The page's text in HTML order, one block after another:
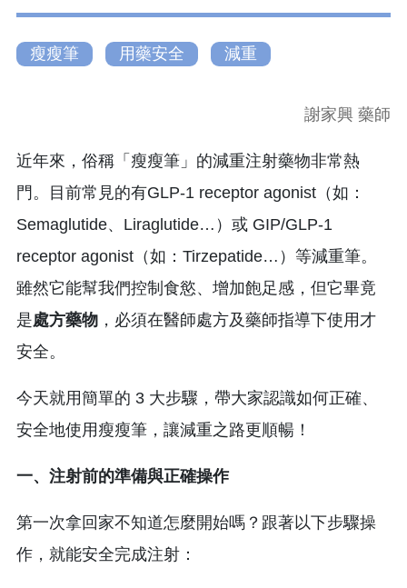
瘦瘦筆 用藥安全 減重
謝家興 藥師
近年來，俗稱「瘦瘦筆」的減重注射藥物非常熱
門。目前常見的有GLP-1 receptor agonist（如：
Semaglutide、Liraglutide…）或 GIP/GLP-1
receptor agonist（如：Tirzepatide…）等減重筆。
雖然它能幫我們控制食慾、增加飽足感，但它畢竟
是處方藥物 ，必須在醫師處方及藥師指導下使用才
安全。
今天就用簡單的 3 大步驟，帶大家認識如何正確、
安全地使用瘦瘦筆，讓減重之路更順暢！
一、注射前的準備與正確操作
第一次拿回家不知道怎麼開始嗎？跟著以下步驟操
作，就能安全完成注射：